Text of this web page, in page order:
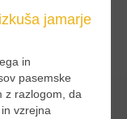
jamarje
in
pasemske
z razlogom, da
vzrejna